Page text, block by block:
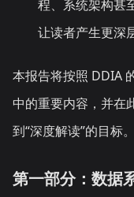
程、系统架构甚
让读者产生更深
本报告将按照 DDIA
中的重要内容，并在
到“深度解读”的目标。
第一部分：数据